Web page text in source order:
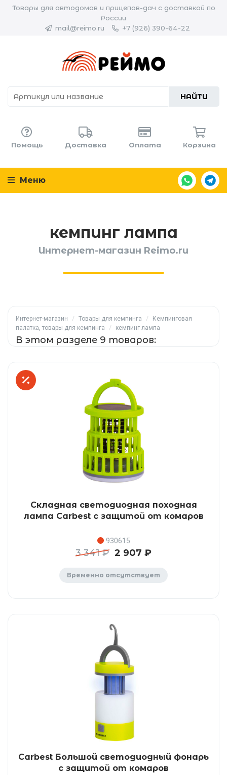
Товары для автодомов и прицепов-дач с доставкой по
России
mail@reimo.ru
+7 (926) 390-64-22
НАЙТИ
Помощь Доставка Оплата Корзина
Меню
кемпинг лампа
Интернет-магазин Reimo.ru
Интернет-магазин / Товары для кемпинга /
Кемпинговая
палатка, товары для кемпинга
/ кемпинг лампа
В этом разделе 9 товаров:
Складная светодиодная походная
лампа Carbest с защитой от комаров
930615
3 341 ₽ 2 907 ₽
Временно отсутствует
Carbest Большой светодиодный фонарь
с защитой от комаров